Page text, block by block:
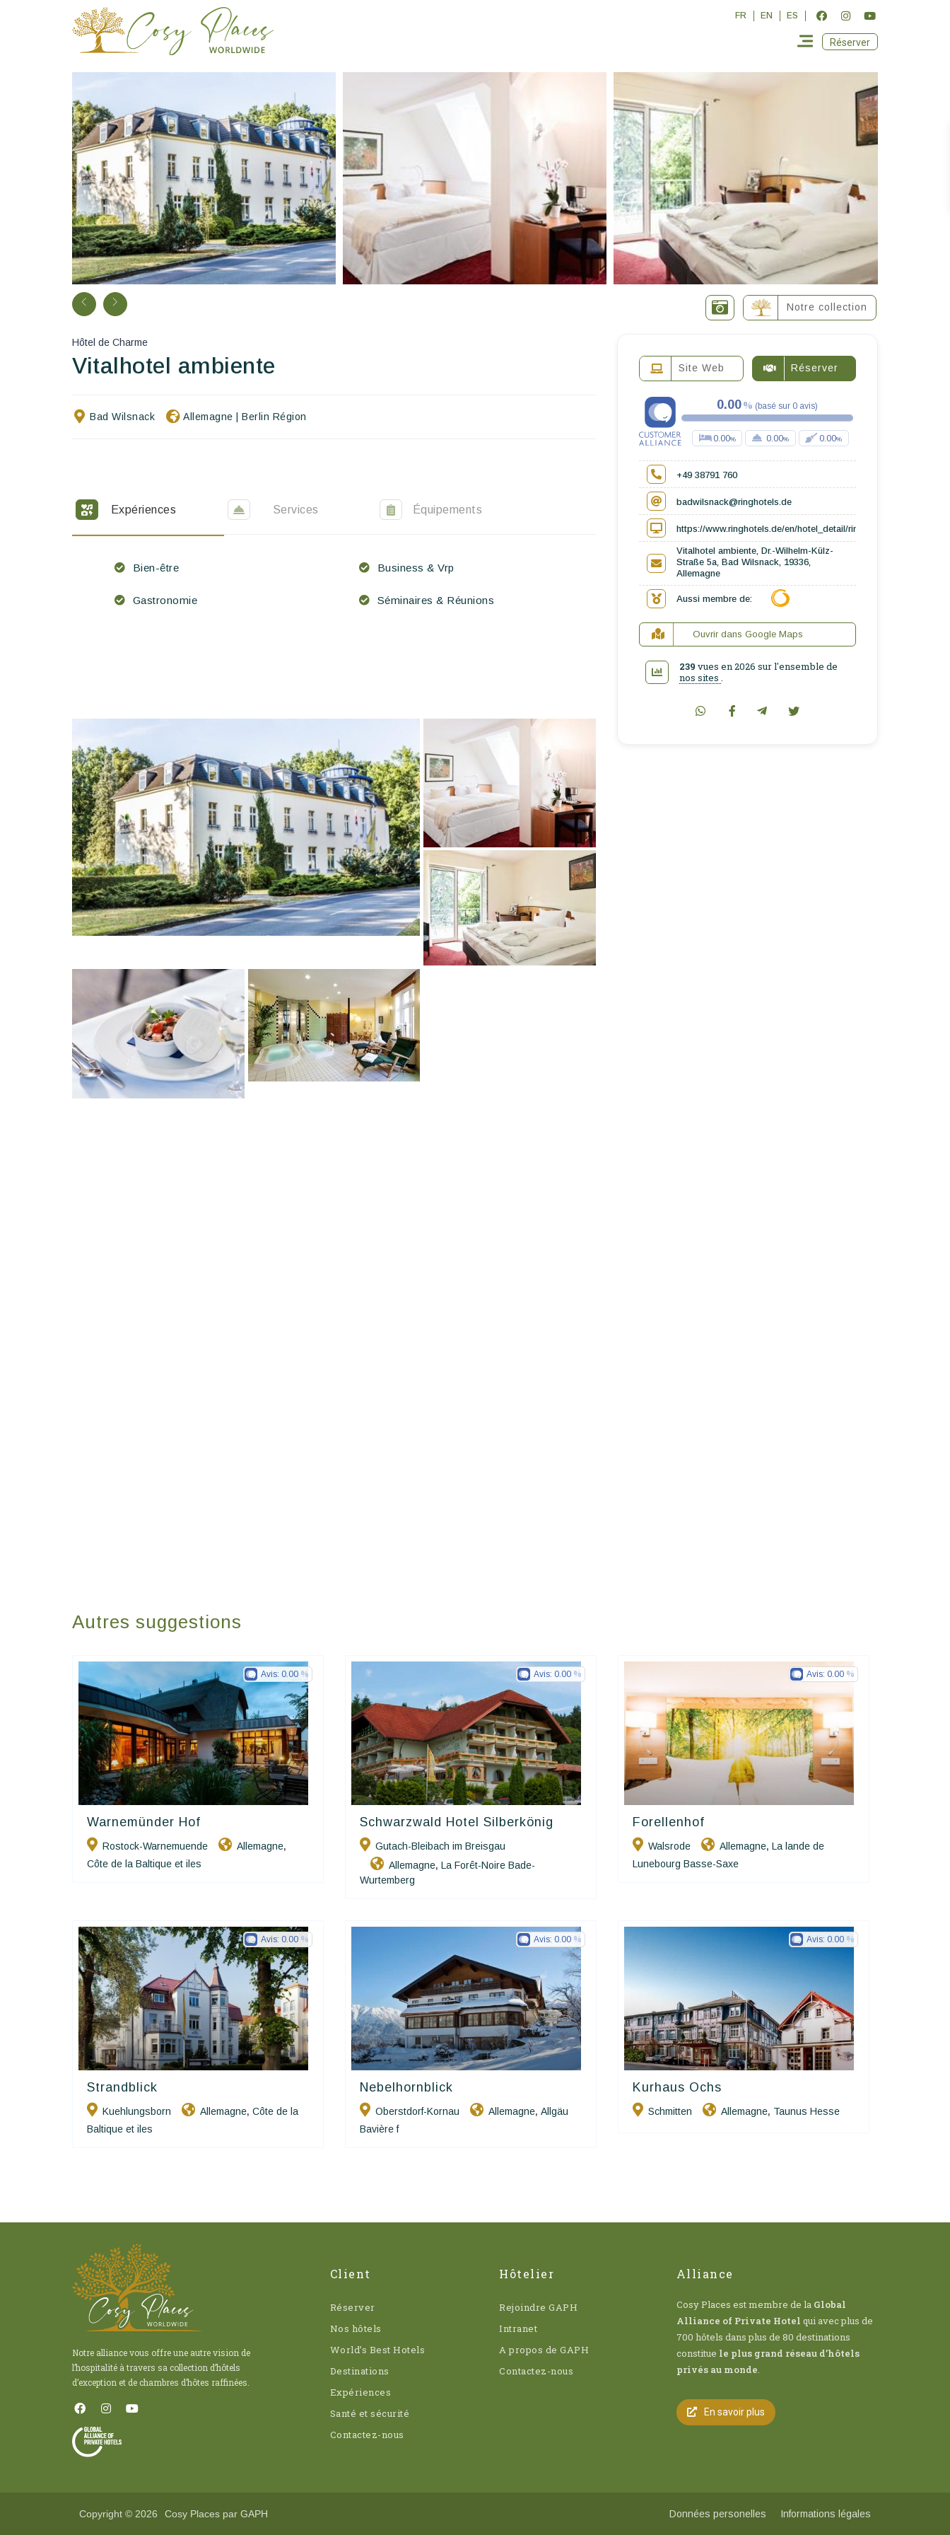
Les séjours à thème
Ecrivez-nous
FR EN ES
Réserver
Notre collection
Hôtel de Charme
Vitalhotel ambiente
Bad Wilsnack Allemagne Berlin Région
Expériences Services Équipements
Bien-être Business & Vrp
Gastronomie Séminaires & Réunions
Site Web Réserver
0.00 (basé sur 0 avis)
0.00 0.00 0.00
+49 38791 760
badwilsnack@ringhotels.de
https://www.ringhotels.de/en/hotel_detail/ringhotel-vitalhotel-
Vitalhotel ambiente, Dr.-Wilhelm-Külz-
Straße 5a, Bad Wilsnack, 19336,
Allemagne
Aussi membre de:
Ouvrir dans Google Maps
239 vues en 2026 sur l'ensemble de
nos sites .
Autres suggestions
Warnemünder Hof
Rostock-Warnemuende Allemagne,
Côte de la Baltique et iles
Avis:0.00
Ringhotels
Schwarzwald Hotel Silberkönig
Gutach-Bleibach im Breisgau
Allemagne, La Forêt-Noire Bade-
Wurtemberg
Avis:0.00
Forellenhof
Walsrode Allemagne, La lande de
Lunebourg Basse-Saxe
Avis:0.00
Strandblick
Kuehlungsborn Allemagne, Côte de la
Baltique et iles
Avis:0.00
Nebelhornblick
Oberstdorf-Kornau Allemagne,Allgäu
Bavière f
Avis:0.00
Kurhaus Ochs
Schmitten Allemagne, Taunus Hesse
Avis: 0.00
Notre alliance vous offre une autre vision de
l’hospitalité à travers sa collection d’hôtels
d’exception et de chambres d’hôtes raffinées.
Client
Réserver
Nos hôtels
World’s Best Hotels
Destinations
Expériences
Santé et sécurité
Contactez-nous
Hôtelier
Rejoindre GAPH
Intranet
A propos de GAPH
Contactez-nous
Alliance
Cosy Places est membre de la Global
Alliance of Private Hotel qui avec plus de
700 hôtels dans plus de 80 destinations
constitue le plus grand réseau d’hôtels
privés au monde.
En savoir plus
Copyright © 2026 Cosy Places par GAPH Données personelles Informations légales